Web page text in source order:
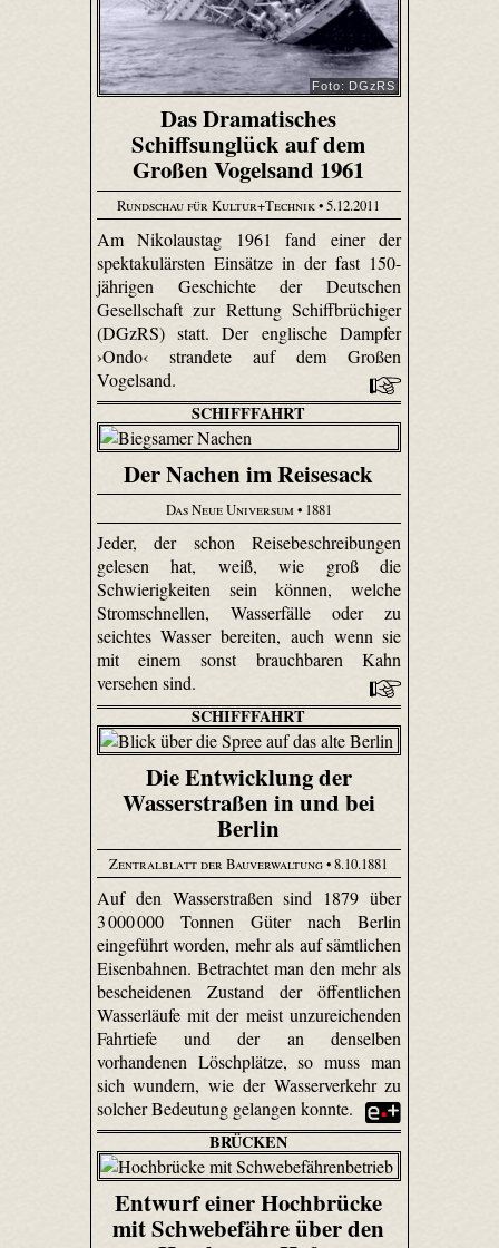
Foto: DGzRS
Das Dramatisches
Schiffsunglück auf dem
Großen Vogelsand 1961
Rundschau für Kultur+Technik• 5.12.2011
Am Nikolaustag 1961 fand einer der
spektakulärsten Einsätze in der fast 150-
jährigen Geschichte der Deutschen
Gesellschaft zur Rettung Schiffbrüchiger
(DGzRS) statt. Der englische Dampfer
›Ondo‹ strandete auf dem Großen
Vogelsand.
SCHIFFFAHRT
Der Nachen im Reisesack
Das Neue Universum • 1881
Jeder, der schon Reisebeschreibungen
gelesen hat, weiß, wie groß die
Schwierigkeiten sein können, welche
Stromschnellen, Wasserfälle oder zu
seichtes Wasser bereiten, auch wenn sie
mit einem sonst brauchbaren Kahn
versehen sind.
SCHIFFFAHRT
Die Entwicklung der
Wasserstraßen in und bei
Berlin
Zentralblatt der Bauverwaltung• 8.10.1881
Auf den Wasserstraßen sind 1879 über
3 000 000 Tonnen Güter nach Berlin
eingeführt worden, mehr als auf sämtlichen
Eisenbahnen. Betrachtet man den mehr als
bescheidenen Zustand der öffentlichen
Wasserläufe mit der meist unzureichenden
Fahrtiefe und der an denselben
vorhandenen Löschplätze, so muss man
sich wundern, wie der Wasserverkehr zu
solcher Bedeutung gelangen konnte.
BRÜCKEN
Entwurf einer Hochbrücke
mit Schwebefähre über den